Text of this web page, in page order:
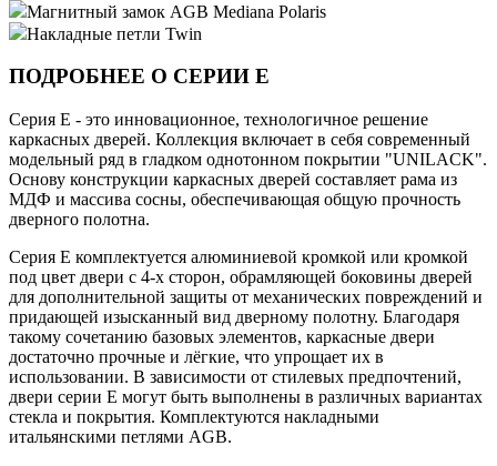
Магнитный замок AGB Mediana Polaris
Накладные петли Twin
ПОДРОБНЕЕ О СЕРИИ E
Серия E - это инновационное, технологичное решение
каркасных дверей. Коллекция включает в себя современный
модельный ряд в гладком однотонном покрытии "UNILACK".
Основу конструкции каркасных дверей составляет рама из
МДФ и массива сосны, обеспечивающая общую прочность
дверного полотна.
Серия E комплектуется алюминиевой кромкой или кромкой
под цвет двери с 4-х сторон, обрамляющей боковины дверей
для дополнительной защиты от механических повреждений и
придающей изысканный вид дверному полотну. Благодаря
такому сочетанию базовых элементов, каркасные двери
достаточно прочные и лёгкие, что упрощает их в
использовании. В зависимости от стилевых предпочтений,
двери серии E могут быть выполнены в различных вариантах
стекла и покрытия. Комплектуются накладными
итальянскими петлями AGB.